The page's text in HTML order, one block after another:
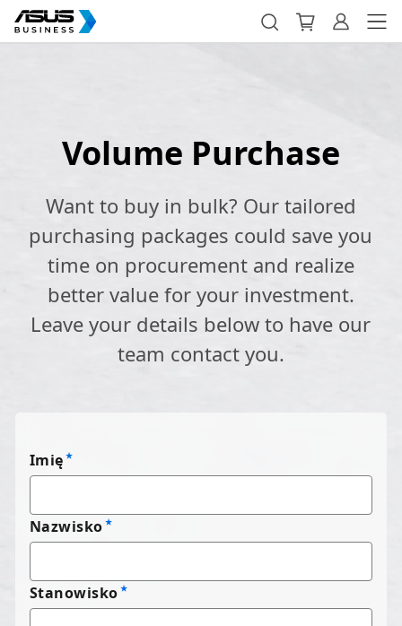
Volume Purchase
Want to buy in bulk? Our tailored
purchasing packages could save you
time on procurement and realize
better value for your investment.
Leave your details below to have our
team contact you.
Imię
Nazwisko
Stanowisko